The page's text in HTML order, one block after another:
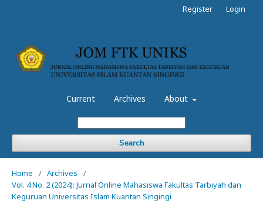
Current Archives About
Search
Register Login
Home / Archives
/
Vol. 4 No. 2 (2024): Jurnal Online Mahasiswa Fakultas Tarbiyah dan
Keguruan Universitas Islam Kuantan Singingi